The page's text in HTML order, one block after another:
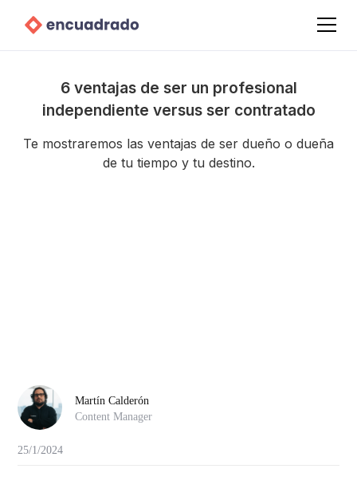
6 ventajas de ser un profesional
independiente versus ser contratado
Te mostraremos las ventajas de ser dueño o dueña
de tu tiempo y tu destino.
Martín Calderón
Content Manager
25/1/2024